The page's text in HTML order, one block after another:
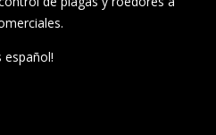
español!